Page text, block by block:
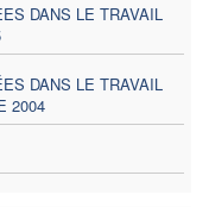
DANS LE TRAVAIL
DANS LE TRAVAIL
2004